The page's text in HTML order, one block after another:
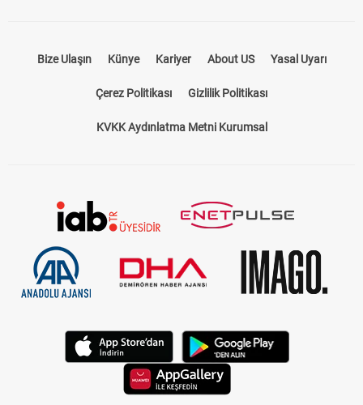
Bize Ulaşın Künye Kariyer About US Yasal Uyarı
Çerez Politikası Gizlilik Politikası
KVKK Aydınlatma Metni Kurumsal